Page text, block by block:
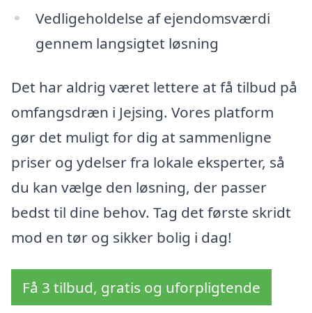
Vedligeholdelse af ejendomsværdi
gennem langsigtet løsning
Det har aldrig været lettere at få tilbud på
omfangsdræn i Jejsing. Vores platform
gør det muligt for dig at sammenligne
priser og ydelser fra lokale eksperter, så
du kan vælge den løsning, der passer
bedst til dine behov. Tag det første skridt
mod en tør og sikker bolig i dag!
Få 3 tilbud, gratis og uforpligtende